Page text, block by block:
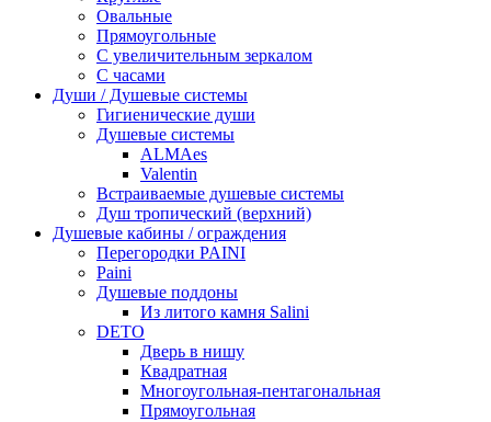
Овальные
Прямоугольные
С увеличительным зеркалом
С часами
Души / Душевые системы
Гигиенические души
Душевые системы
ALMAes
Valentin
Встраиваемые душевые системы
Душ тропический (верхний)
Душевые кабины / ограждения
Перегородки PAINI
Paini
Душевые поддоны
Из литого камня Salini
DETO
Дверь в нишу
Квадратная
Многоугольная-пентагональная
Прямоугольная